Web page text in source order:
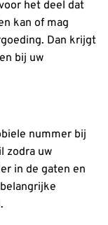
het deel dat
kan of mag
Dan krijgt
bij uw
nummer bij
zodra uw
in de gaten en